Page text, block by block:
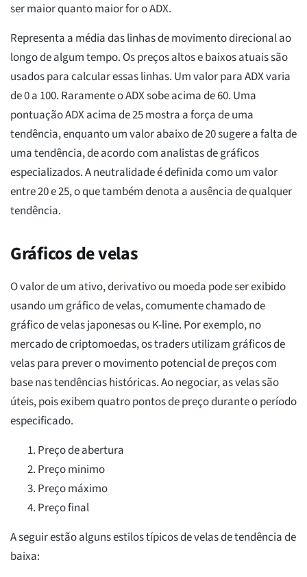
ser maior quanto maior for o ADX.
Representa a média das linhas de movimento direcional ao
longo de algum tempo. Os preços altos e baixos atuais são
usados para calcular essas linhas. Um valor para ADX varia
de 0 a 100. Raramente o ADX sobe acima de 60. Uma
pontuação ADX acima de 25 mostra a força de uma
tendência, enquanto um valor abaixo de 20 sugere a falta de
uma tendência, de acordo com analistas de gráficos
especializados. A neutralidade é definida como um valor
entre 20 e 25, o que também denota a ausência de qualquer
tendência.
Gráficos de velas
O valor de um ativo, derivativo ou moeda pode ser exibido
usando um gráfico de velas, comumente chamado de
gráfico de velas japonesas ou K-line. Por exemplo, no
mercado de criptomoedas, os traders utilizam gráficos de
velas para prever o movimento potencial de preços com
base nas tendências históricas. Ao negociar, as velas são
úteis, pois exibem quatro pontos de preço durante o período
especificado.
Preço de abertura
Preço minimo
Preço máximo
Preço final
A seguir estão alguns estilos típicos de velas de tendência de
baixa: